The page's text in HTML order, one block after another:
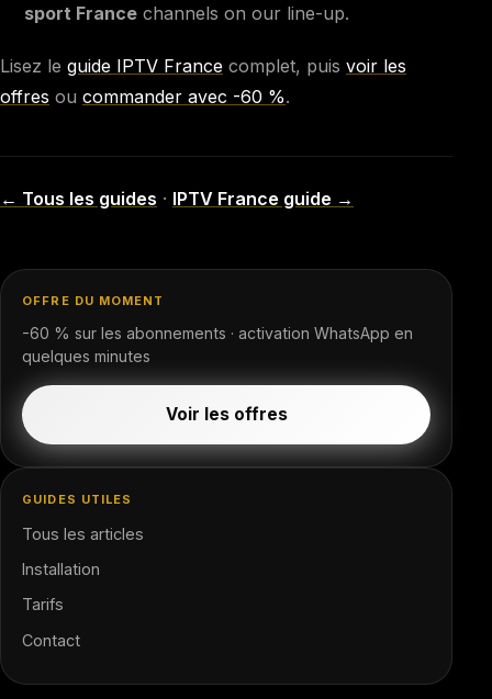
sport Francechannels on our line-up.
Lisez le guide IPTV France complet, puis voir les
offres ou commander avec -60 %.
← Tous les guides · IPTV France guide →
OFFRE DU MOMENT
-60 % sur les abonnements · activation WhatsApp en
quelques minutes
Voir les offres
GUIDES UTILES
Tous les articles
Installation
Tarifs
Contact